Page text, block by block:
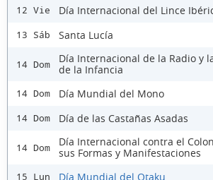
12 Vie Día Internacional del Lince
13 Sáb Santa Lucía
14 Dom
Día Internacional de la Radio y
de la Infancia
14 Dom Día Mundial del Mono
14 Dom Día de las Castañas Asadas
14 Dom
Día Internacional contra el
sus Formas y Manifestaciones
15 Lun Día Mundial del Otaku